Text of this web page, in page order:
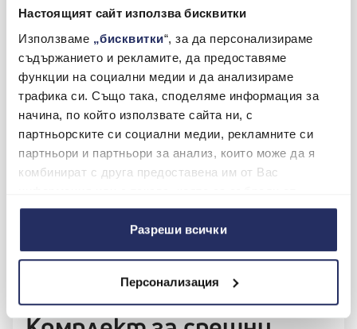
Настоящият сайт използва бисквитки
Използваме „бисквитки“, за да персонализираме
съдържанието и рекламите, да предоставяме
функции на социални медии и да анализираме
трафика си. Също така, споделяме информация за
начина, по който използвате сайта ни, с
партньорските си социални медии, рекламните си
партньори и партньори за анализ, които може да я
комбинират с друга предоставена им от Вас
ползването от Ваша страна на услугите им.
Разреши всички
Персонализация
живота им и ги прави чупливи. За да ги защитите
– намажете ги с глицерин, продава се в аптеките.
Ползвайте колата
В зависимост от стила на живот – къде е домът
ви, къде е работата ви и какви са опциите за
паркиране, често хората избират да не карат
да е удобно, но е добре да го палите, за да не ви
падне акумулатора. Заедно с това, ако
атмосферните условия, липсата на почистване и
грижи също ще му се отрази.